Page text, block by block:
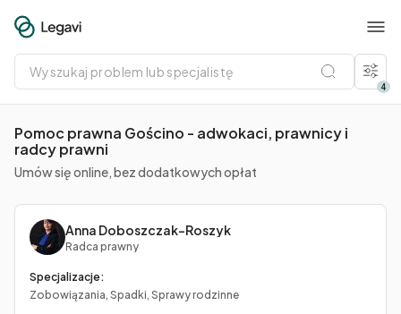
Wyszukaj
problem
lub
specjalistę
4
Pomoc prawna Gościno - adwokaci, prawnicy i
radcy prawni
Umów się online, bez dodatkowych opłat
Anna Doboszczak-Roszyk
Radca prawny
Specjalizacje:
Zobowiązania, Spadki, Sprawy rodzinne